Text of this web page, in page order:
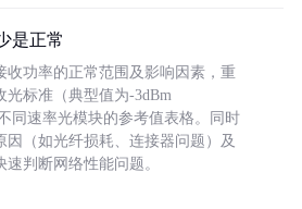
是正常
收功率的正常范围及影响因素，重
光标准（典型值为-3dBm
同速率光模块的参考值表格。同时
因（如光纤损耗、连接器问题）及
判断网络性能问题。